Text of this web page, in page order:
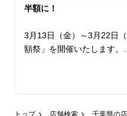
トップ 店舗検索 千葉県の
半額に！
3月13日（金）～3月22日
額祭」を開催いたします。
をご提示いただくと、ラ